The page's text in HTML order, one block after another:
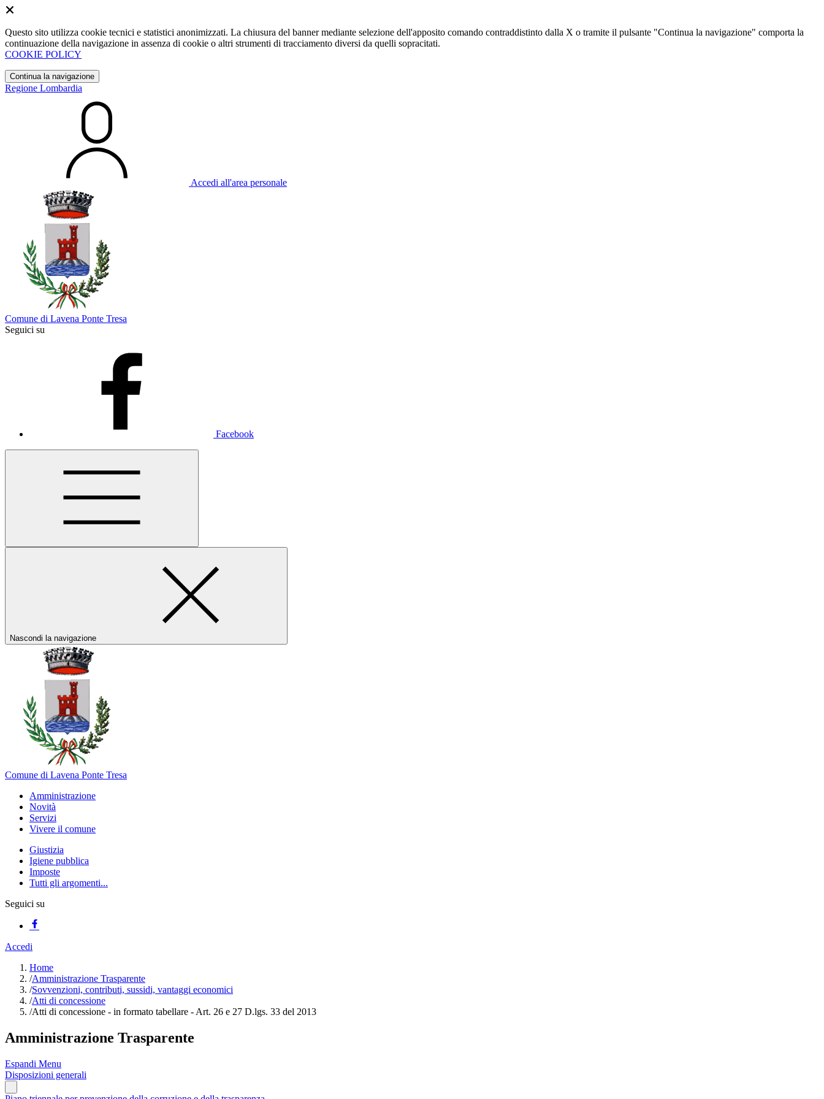
Questo sito utilizza cookie tecnici e statistici anonimizzati. La chiusura del banner mediante selezione dell'apposito comando contraddistinto dalla X o tramite il pulsante "Continua la navigazione" comporta la
continuazione della navigazione in assenza di cookie o altri strumenti di tracciamento diversi da quelli sopracitati.
COOKIE POLICY
Continua la navigazione
Regione Lombardia
Accedi all'area personale
Comune di Lavena Ponte Tresa
Seguici su
Facebook
Nascondi la navigazione
Comune di Lavena Ponte Tresa
Amministrazione
Novità
Servizi
Vivere il comune
Giustizia
Igiene pubblica
Imposte
Tutti gli argomenti...
Seguici su
Accedi
Home
/Amministrazione Trasparente
/Sovvenzioni, contributi, sussidi, vantaggi economici
/Atti di concessione
/Atti di concessione - in formato tabellare - Art. 26 e 27 D.lgs. 33 del 2013
Amministrazione Trasparente
Espandi Menu
Disposizioni generali